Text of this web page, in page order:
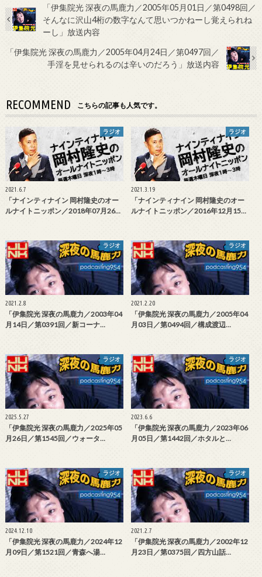
「伊集院光 深夜の馬鹿力／2005年05月01日／第0498回／
そんなに沢山4桁の数字なんて思いつかねーし覚えられね
ーし」放送内容
「伊集院光 深夜の馬鹿力／2005年04月24日／第0497回／
手淫を見せられるのは辛いのだろう」放送内容
RECOMMEND こちらの記事も人気です。
ラジオ
2021.6.7
「ナインティナイン 岡村隆史のオー
ルナイトニッポン／2018年07月26…
ラジオ
2021.3.19
「ナインティナイン 岡村隆史のオー
ルナイトニッポン／2016年12月15…
ラジオ
2021.2.8
「伊集院光 深夜の馬鹿力／2003年04
月14日／第0391回／新コーナ…
ラジオ
2021.2.20
「伊集院光 深夜の馬鹿力／2005年04
月03日／第0494回／構成渡辺…
ラジオ
2025.5.27
「伊集院光 深夜の馬鹿力／2025年05
月26日／第1545回／ウォータ…
ラジオ
2023.6.6
「伊集院光 深夜の馬鹿力／2023年06
月05日／第1442回／ホタルと…
ラジオ
2024.12.10
「伊集院光 深夜の馬鹿力／2024年12
月09日／第1521回／青森へ湯…
ラジオ
2021.2.7
「伊集院光 深夜の馬鹿力／2002年12
月23日／第0375回／四方山話…